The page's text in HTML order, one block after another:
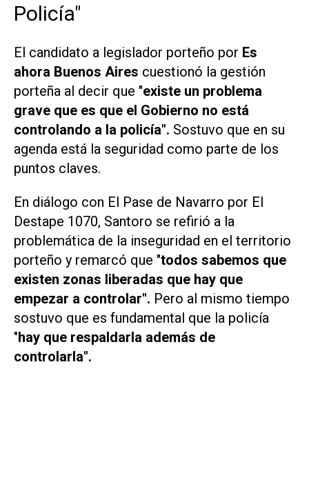
Policía"
El candidato a legislador porteño por Es
ahora Buenos Aires cuestionó la gestión
porteña al decir que "existe un problema
grave que es que el Gobierno no está
controlando a la policía". Sostuvo que en su
agenda está la seguridad como parte de los
puntos claves.
En diálogo con El Pase de Navarro por El
Destape 1070, Santoro se refirió a la
problemática de la inseguridad en el territorio
porteño y remarcó que "todos sabemos que
existen zonas liberadas que hay que
empezar a controlar". Pero al mismo tiempo
sostuvo que es fundamental que la policía
"hay que respaldarla además de
controlarla".